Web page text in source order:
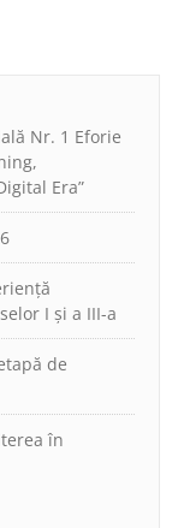
Nr. 1 Eforie
Era”
I și a III-a
de
în